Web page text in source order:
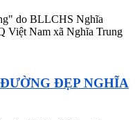
do BLLCHS Nghĩa
Việt Nam xã Nghĩa Trung
ĐẸP NGHĨA